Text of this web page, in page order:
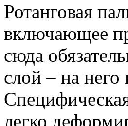
Ротанговая
включающее
сюда
слой – на
легко